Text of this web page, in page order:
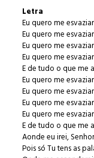
Letra
Eu quero me
Eu quero me
Eu quero me
Eu quero me
E de tudo o que me
Eu quero me
Eu quero me
Eu quero me
Eu quero me
E de tudo o que me
Aonde eu irei,
Pois só Tu tens as